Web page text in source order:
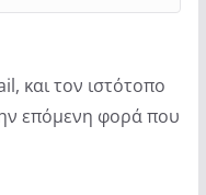
και τον ιστότοπο
επόμενη φορά που